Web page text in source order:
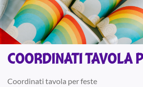
COORDINATI TAVOLA
Coordinati tavola per feste